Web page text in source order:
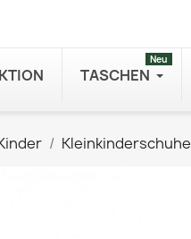
TASCHEN
Neu
Kleinkinderschuhe